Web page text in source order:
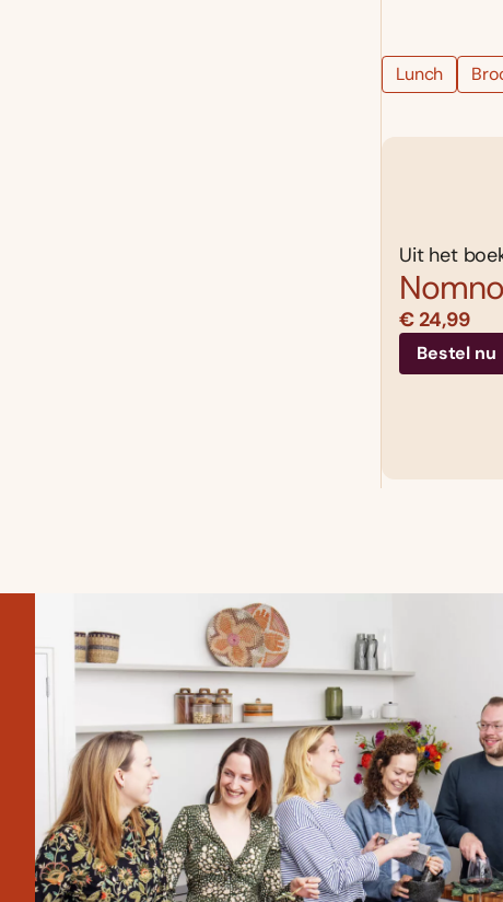
Lunch
Uit het
€ 24,99
Bestel nu